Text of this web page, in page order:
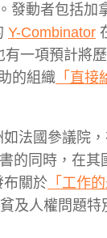
發動者包括加
Y-Combinator
一項預計將
的組織 「直接
法國參議院
的同時，在其
布關於 「工作
及人權問題特